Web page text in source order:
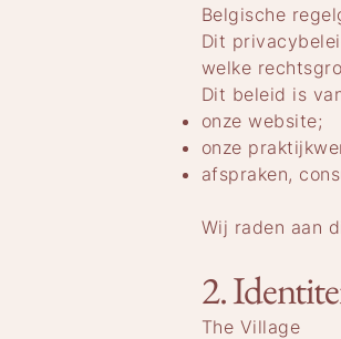
Belgische
Dit
welke
Dit beleid is
onze website;
onze
afspraken,
Wij raden aan
2.
The Village